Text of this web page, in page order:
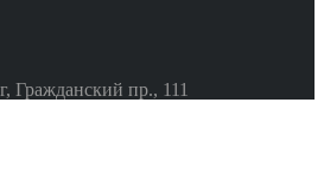
Гражданский пр., 111